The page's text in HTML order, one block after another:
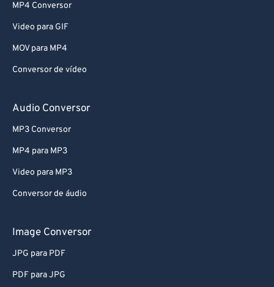
MP4 Conversor
Video para GIF
MOV para MP4
Conversor de vídeo
Audio Conversor
MP3 Conversor
MP4 para MP3
Video para MP3
Conversor de áudio
Image Conversor
JPG para PDF
PDF para JPG